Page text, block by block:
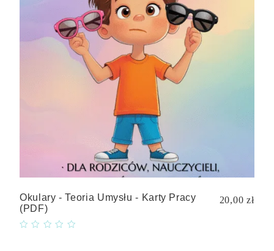
Okulary - Teoria Umysłu - Karty Pracy
(PDF)
20,00 zł